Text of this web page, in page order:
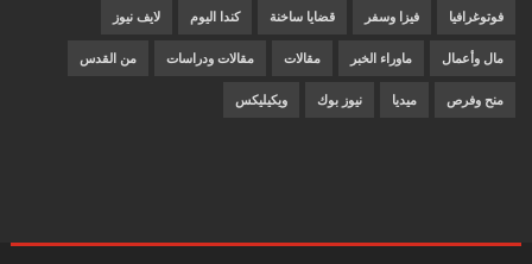
فوتوغرافيا فيزا وسفر قضايا ساخنة كندا اليوم لايف نيوز
مال وأعمال ماوراء الخبر مقالات مقالات ودراسات من القدس
منح وفرص ميديا نيوز بوك ويكيليكس